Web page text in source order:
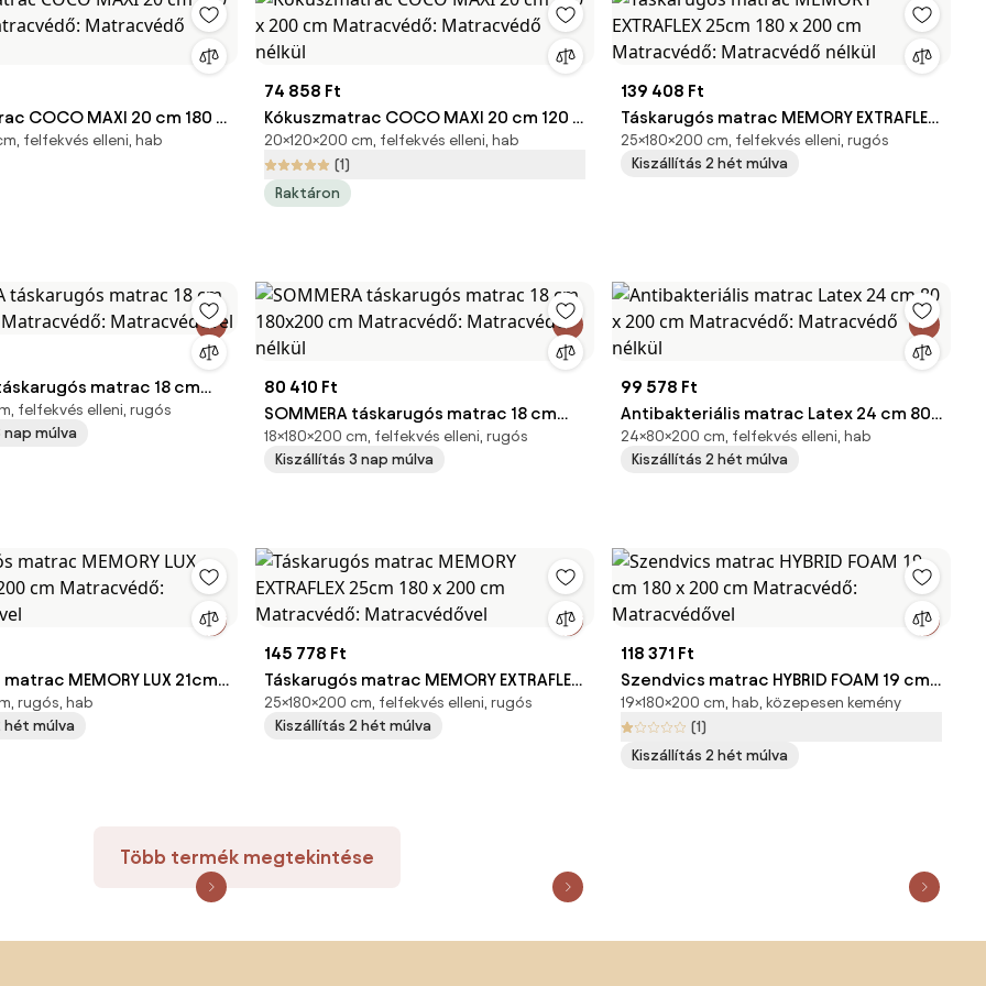
COCO MAXI 20 cm 180 x
Matracvédő
felfekvés elleni, hab
74 858 Ft
Kókuszmatrac COCO MAXI 20 cm 120 x
200 cm Matracvédő: Matracvédő
nélkül
20×120×200 cm, felfekvés elleni, hab
(1)
Raktáron
139 408 Ft
Táskarugós matrac MEMORY EXTRAFLEX
25cm 180 x 200 cm Matracvédő:
Matracvédő nélkül
25×180×200 cm, felfekvés elleni, rugós
Kiszállítás 2 hét múlva
matrac 18 cm
Matracvédő:
felfekvés elleni, rugós
nap múlva
80 410 Ft
SOMMERA táskarugós matrac 18 cm
180x200 cm Matracvédő: Matracvédő
nélkül
18×180×200 cm, felfekvés elleni, rugós
Kiszállítás 3 nap múlva
99 578 Ft
Antibakteriális matrac Latex 24 cm 80
x 200 cm Matracvédő: Matracvédő
nélkül
24×80×200 cm, felfekvés elleni, hab
Kiszállítás 2 hét múlva
MEMORY LUX 21cm
Matracvédő:
rugós, hab
hét múlva
145 778 Ft
Táskarugós matrac MEMORY EXTRAFLEX
25cm 180 x 200 cm Matracvédő:
Matracvédővel
25×180×200 cm, felfekvés elleni, rugós
Kiszállítás 2 hét múlva
118 371 Ft
Szendvics matrac HYBRID FOAM 19 cm
180 x 200 cm Matracvédő:
Matracvédővel
19×180×200 cm, hab, közepesen kemény
(1)
Kiszállítás 2 hét múlva
Több termék megtekintése